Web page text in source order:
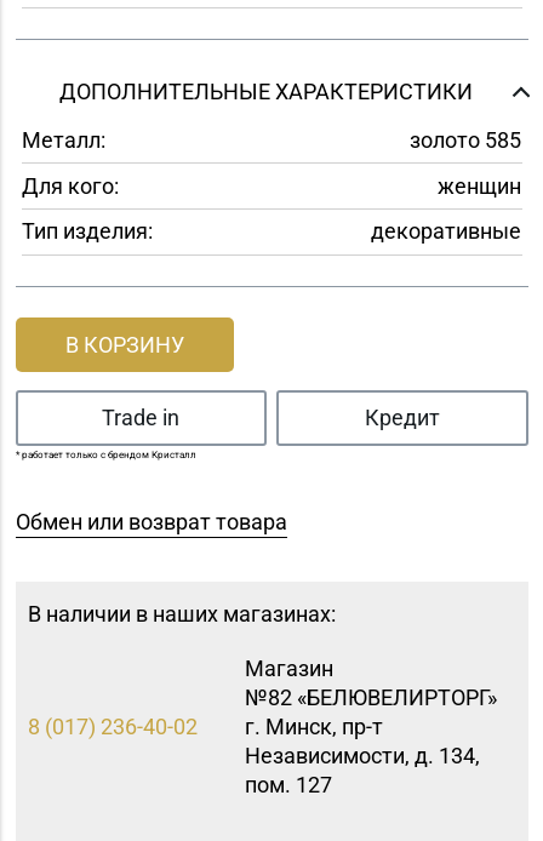
ДОПОЛНИТЕЛЬНЫЕ ХАРАКТЕРИСТИКИ
Металл:
золото 585
Для кого:
женщин
Тип изделия:
декоративные
В КОРЗИНУ
Trade in Кредит
* работает только с брендом Кристалл
Обмен или возврат товара
В наличии в наших магазинах:
8 (017) 236-40-02
Магазин
№82 «БЕЛЮВЕЛИРТОРГ»
г. Минск, пр-т
Независимости, д. 134,
пом. 127